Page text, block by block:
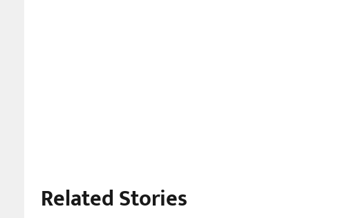
Related Stories